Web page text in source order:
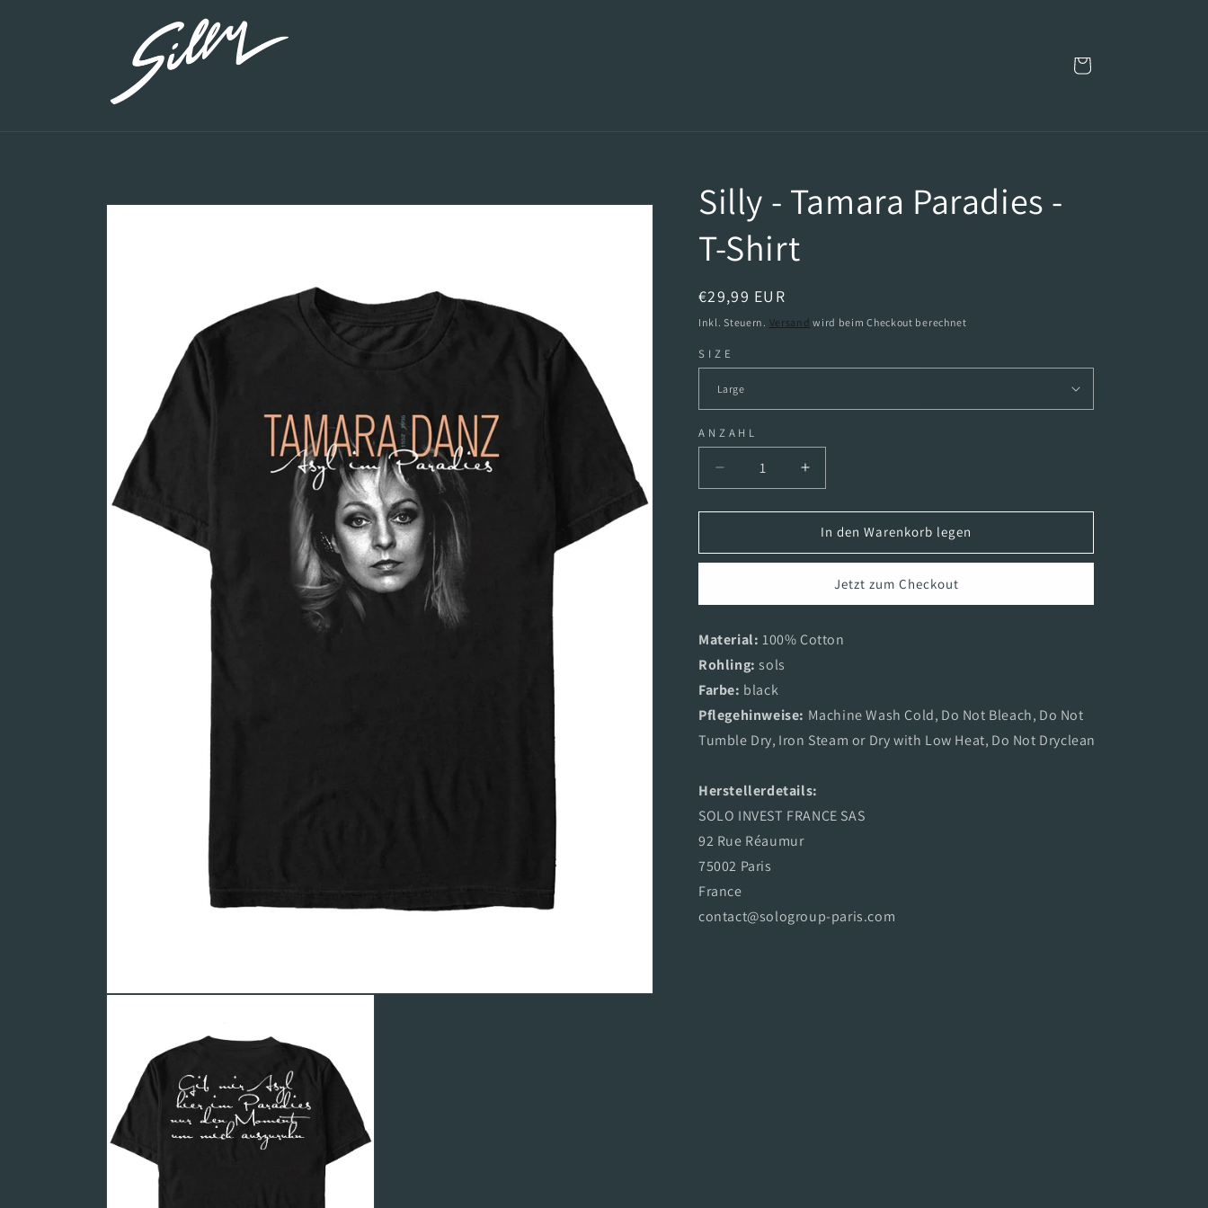
Warenkorb
Silly - Tamara Paradies -
T-Shirt
Normaler
Preis
€29,99 EUR
Inkl. Steuern. Versand wird beim Checkout berechnet
SIZE
ANZAHL
Verringere
die
Menge
Silly
Paradies
T-
Shirt
Erhöhe
die
Menge
für
Silly
Tamara
Paradies
T-
In den Warenkorb legen
Jetzt zum Checkout
Material: 100% Cotton
Rohling: sols
Farbe: black
Pflegehinweise: Machine Wash Cold, Do Not Bleach, Do Not
Tumble Dry, Iron Steam or Dry with Low Heat, Do Not Dryclean
Herstellerdetails:
SOLO INVEST FRANCE SAS
92 Rue Réaumur
75002 Paris
France
contact@sologroup-paris.com